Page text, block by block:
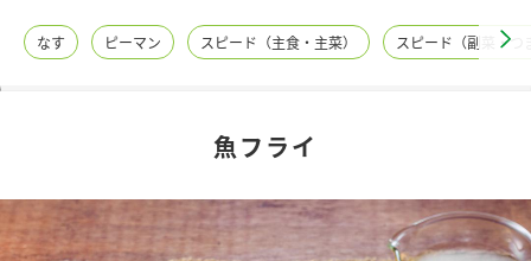
レシピ名特集
商品カテゴリ
なす ピーマン スピード（主食・主菜） スピード（副菜・つ
魚フライ